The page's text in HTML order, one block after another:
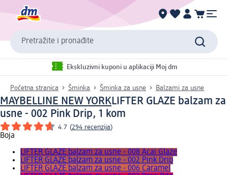
Pretražite i pronađite
Ekskluzivni kuponi u aplikaciji Moj dm
Početna stranica Šminka Šminka za usne Balzami za usne
MAYBELLINE NEW YORKLIFTER GLAZE balzam za
usne - 002 Pink Drip, 1 kom
4.7 (294 recenzija)
Boja
LIFTER GLAZE balzam za usne - 008 Acai Glaze
LIFTER GLAZE balzam za usne - 002 Pink Drip
LIFTER GLAZE balzam za usne - 006 Caramel